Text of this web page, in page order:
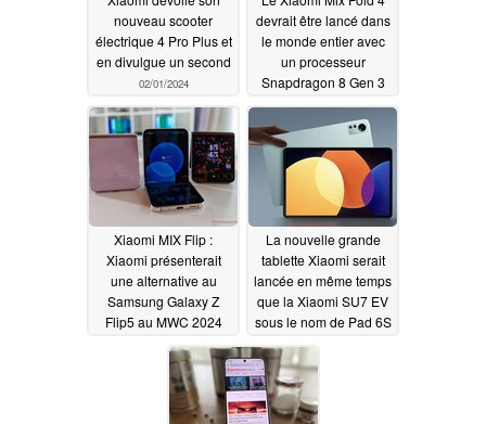
nouveau scooter
électrique 4 Pro Plus et
en divulgue un second
02/01/2024
devrait être lancé dans
le monde entier avec
un processeur
Snapdragon 8 Gen 3
02/01/2024
Xiaomi MIX Flip :
Xiaomi présenterait
une alternative au
Samsung Galaxy Z
Flip5 au MWC 2024
02/01/2024
La nouvelle grande
tablette Xiaomi serait
lancée en même temps
que la Xiaomi SU7 EV
sous le nom de Pad 6S
Pro et non Pad 7 Pro
02/01/2024